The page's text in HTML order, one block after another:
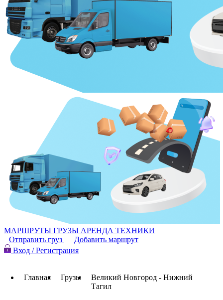
МАРШРУТЫ ГРУЗЫ АРЕНДА ТЕХНИКИ
Отправить груз
Добавить маршрут
Вход / Регистрация
Главная Грузы
Великий Новгород - Нижний
Тагил